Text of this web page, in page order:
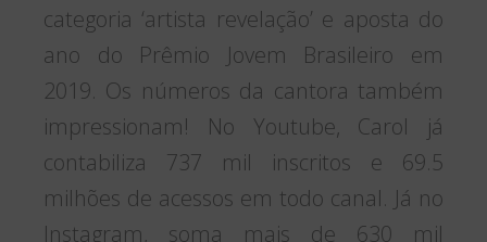
categoria ‘artista revelação’ e aposta do
ano do Prêmio Jovem Brasileiro em
2019. Os números da cantora também
impressionam! No Youtube, Carol já
contabiliza 737 mil inscritos e 69.5
milhões de acessos em todo canal. Já no
Instagram, soma mais de 630 mil